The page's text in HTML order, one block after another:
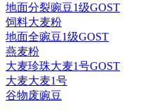
地面分裂豌豆1级GOST
饲料大麦粉
地面全豌豆1级GOST
燕麦粉
大麦珍珠大麦1号GOST
大麦大麦1号
谷物废豌豆